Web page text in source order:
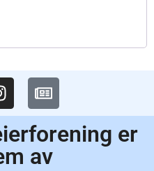
er
av